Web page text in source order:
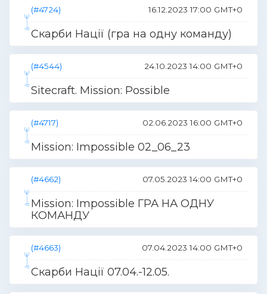
(#4724) 16.12.2023 17:00 GMT+0
Скарби Нації (гра на одну команду)
(#4544) 24.10.2023 14:00 GMT+0
Sitecraft. Mission: Possible
(#4717) 02.06.2023 16:00 GMT+0
Mission: Impossible 02_06_23
(#4662) 07.05.2023 14:00 GMT+0
Mission: Impossible ГРА НА ОДНУ
КОМАНДУ
(#4663) 07.04.2023 14:00 GMT+0
Скарби Нації 07.04.-12.05.